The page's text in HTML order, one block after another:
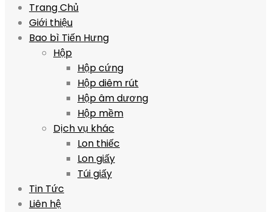
Trang Chủ
Giới thiệu
Bao bì Tiến Hưng
Hộp
Hộp cứng
Hộp diêm rút
Hộp âm dương
Hộp mềm
Dịch vụ khác
Lon thiếc
Lon giấy
Túi giấy
Tin Tức
Liên hệ